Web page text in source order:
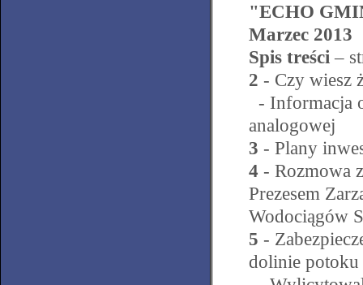
"ECHO
Marzec 2013
Spis treści–
2 - Czy wiesz
- Informacja
analogowej
3 - Plany
4 - Rozmowa
Prezesem
Wodociągów
5 -
dolinie